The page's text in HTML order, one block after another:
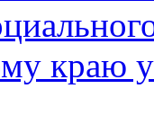
краю